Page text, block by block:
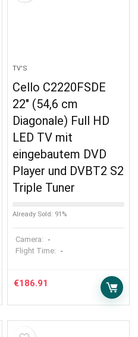
TV'S
Cello C2220FSDE
22″ (54,6 cm
Diagonale) Full HD
LED TV mit
eingebautem DVD
Player und DVBT2 S2
Triple Tuner
Already Sold: 91%
Camera: -
Flight Time: -
€186.91